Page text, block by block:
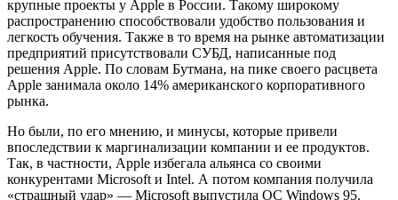
крупные проекты у Apple в России. Такому широкому
распространению способствовали удобство пользования и
легкость обучения. Также в то время на рынке автоматизации
предприятий присутствовали СУБД, написанные под
решения Apple. По словам Бутмана, на пике своего расцвета
Apple занимала около 14% американского корпоративного
рынка.
Но были, по его мнению, и минусы, которые привели
впоследствии к маргинализации компании и ее продуктов.
Так, в частности, Apple избегала альянса со своими
конкурентами Microsoft и Intel. А потом компания получила
«страшный удар» — Microsoft выпустила ОС Windows 95.